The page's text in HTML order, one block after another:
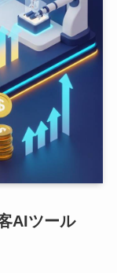
AIツール